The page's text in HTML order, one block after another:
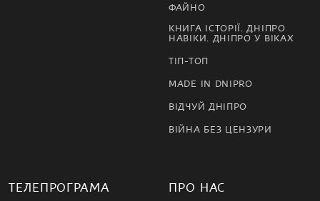
ФАЙНО
КНИГА ІСТОРІЇ. ДНІПРО
НАВІКИ. ДНІПРО У ВІКАХ
ТІП-ТОП
MADE IN DNIPRO
ВІДЧУЙ ДНІПРО
ВІЙНА БЕЗ ЦЕНЗУРИ
ТЕЛЕПРОГРАМА ПРО НАС